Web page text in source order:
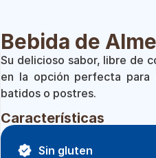
Bebida de
Su delicioso sabor, libre de
en la opción perfecta para
batidos o postres.
Características
Sin gluten